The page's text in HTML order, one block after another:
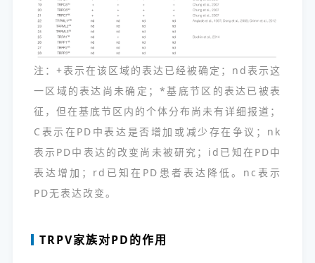
注：+表示在该区域的表达已经被确定；nd表示这
一区域的表达尚未确定；*基底节区的表达已被表
征，但在基底节区内的个体分布尚未有详细报道；
C表示在PD中表达是否增加或减少存在争议；nk
表示PD中表达的改变尚未被研究；id已知在PD中
表达增加；rd已知在PD患者表达降低。nc表示
PD无表达改变。
TRPV家族对PD的作用